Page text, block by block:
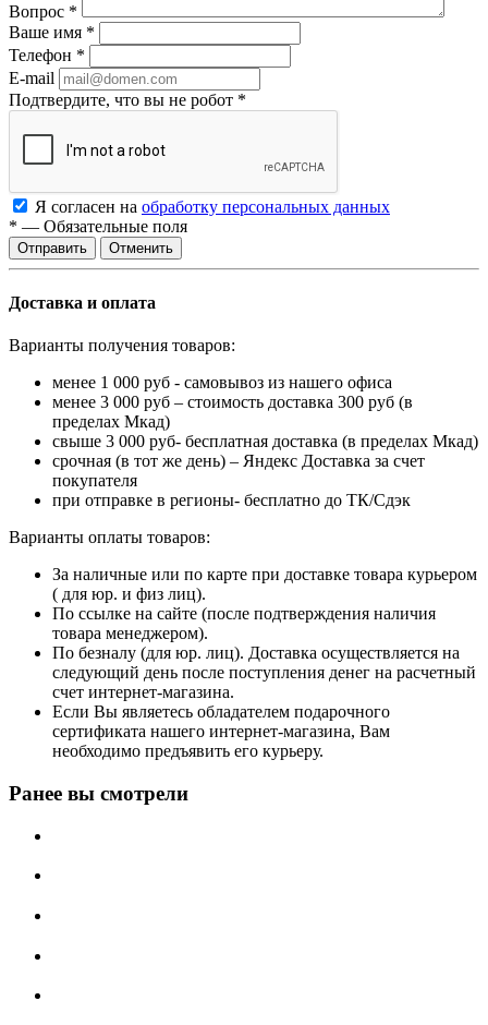
Вопрос *
Ваше имя *
Телефон *
E-mail
Подтвердите, что вы не робот *
Я согласен на обработку персональных данных
* — Обязательные поля
Отменить
Доставка и оплата
Варианты получения товаров:
менее 1 000 руб - самовывоз из нашего офиса
менее 3 000 руб – стоимость доставка 300 руб (в
пределах Мкад)
свыше 3 000 руб- бесплатная доставка (в пределах Мкад)
срочная (в тот же день) – Яндекс Доставка за счет
покупателя
при отправке в регионы- бесплатно до ТК/Сдэк
Варианты оплаты товаров:
За наличные или по карте при доставке товара курьером
( для юр. и физ лиц).
По ссылке на сайте (после подтверждения наличия
товара менеджером).
По безналу (для юр. лиц). Доставка осуществляется на
следующий день после поступления денег на расчетный
счет интернет-магазина.
Если Вы являетесь обладателем подарочного
сертификата нашего интернет-магазина, Вам
необходимо предъявить его курьеру.
Ранее вы смотрели